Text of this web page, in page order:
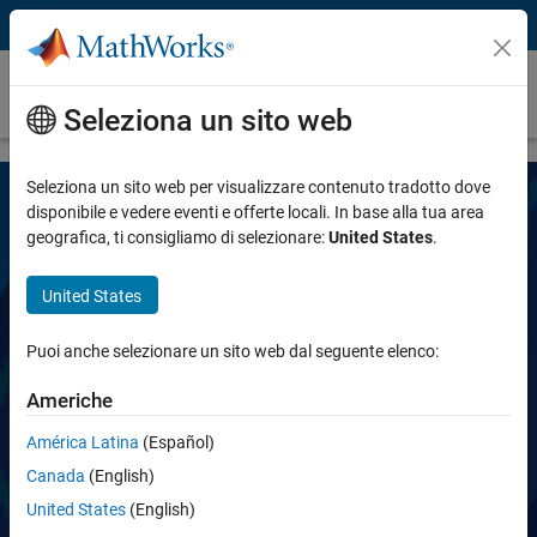
Vai al contenuto
Signal Processing Toolbox
AGGIORNAMENTO IMPORTANTE
Signal Processing Toolbox
Elaborazione e analisi dei segnali
Seleziona un sito web
Seleziona un sito web per visualizzare contenuto tradotto dove
disponibile e vedere eventi e offerte locali. In base alla tua area
geografica, ti consigliamo di selezionare:United States.
United States
Puoi anche selezionare un sito web dal seguente elenco:
Americhe
América Latina (Español)
Canada (English)
United States (English)